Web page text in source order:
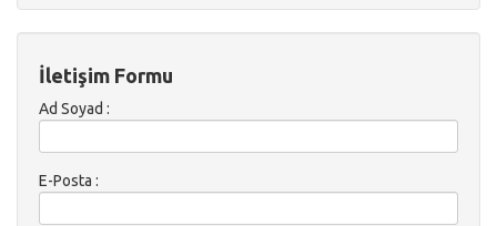
İletişim Formu
Ad Soyad :
E-Posta :